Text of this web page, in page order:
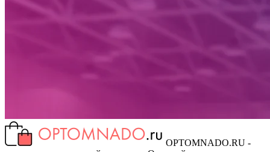
OPTOMNADO.RU -